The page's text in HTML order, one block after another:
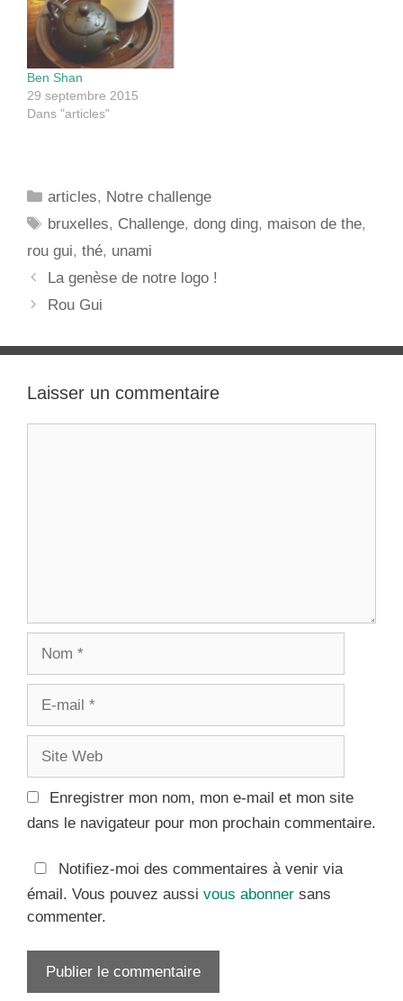
pourquoi il est ainsi
nommé.…
Ben Shan
29 septembre 2015
Dans "articles"
Catégories
articles, Notre challenge
Étiquettes
bruxelles, Challenge,dong ding, maison de the,
rou gui, thé, unami
Navigation
des
La genèse de notre logo !
Rou Gui
Laisser un commentaire
Enregistrer mon nom, mon e-mail et mon site
dans le navigateur pour mon prochain commentaire.
Notifiez-moi des commentaires à venir via
émail. Vous pouvez aussi vous abonner sans
commenter.